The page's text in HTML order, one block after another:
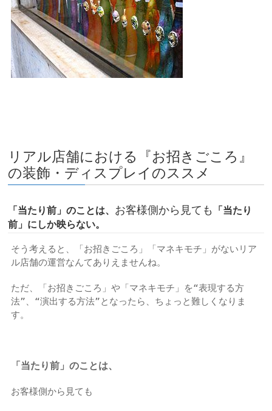
リアル店舗における『お招きごころ』
の装飾・ディスプレイのススメ
「当たり前」のことは、 お客様側から見ても
「当たり
前」にしか映らない。
そう考えると、「お招きごころ」「マネキモチ」がないリア
ル店舗の運営なんてありえませんね。
ただ、「お招きごころ」や「マネキモチ」を“表現する方
法”、“演出する方法”となったら、ちょっと難しくなりま
す。
「当たり前」のことは、
お客様側から見ても